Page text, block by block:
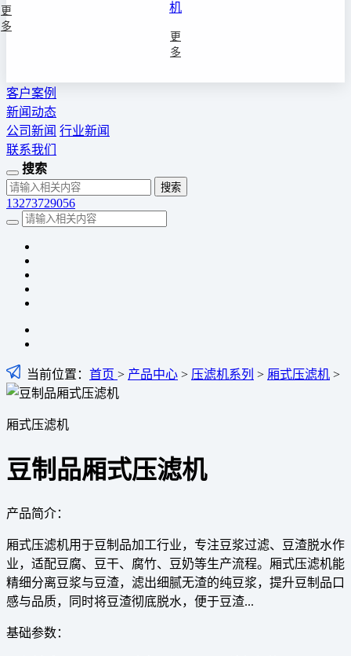
更
多
机
更
多
客户案例
新闻动态
公司新闻 行业新闻
联系我们
搜索
13273729056
当前位置： 首页 > 产品中心 > 压滤机系列 > 厢式压滤机 >
厢式压滤机
豆制品厢式压滤机
产品简介：
厢式压滤机用于豆制品加工行业，专注豆浆过滤、豆渣脱水作
业，适配豆腐、豆干、腐竹、豆奶等生产流程。厢式压滤机能
精细分离豆浆与豆渣，滤出细腻无渣的纯豆浆，提升豆制品口
感与品质，同时将豆渣彻底脱水，便于豆渣...
基础参数：